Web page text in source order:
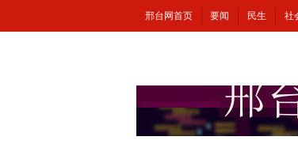
邢台网首页 要闻 民生 社